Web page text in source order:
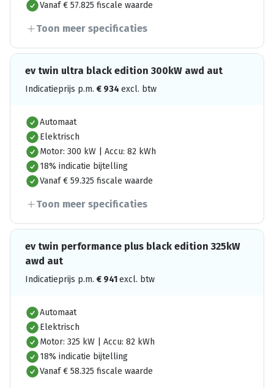
Vanaf € 57.825 fiscale waarde
Toon meer specificaties
ev twin ultra black edition 300kW awd aut
Indicatieprijs p.m. € 934 excl. btw
Automaat
Elektrisch
Motor: 300 kW | Accu: 82 kWh
18% indicatie bijtelling
Vanaf € 59.325 fiscale waarde
Toon meer specificaties
ev twin performance plus black edition 325kW
awd aut
Indicatieprijs p.m. € 941excl. btw
Automaat
Elektrisch
Motor: 325 kW | Accu: 82 kWh
18% indicatie bijtelling
Vanaf € 58.325 fiscale waarde